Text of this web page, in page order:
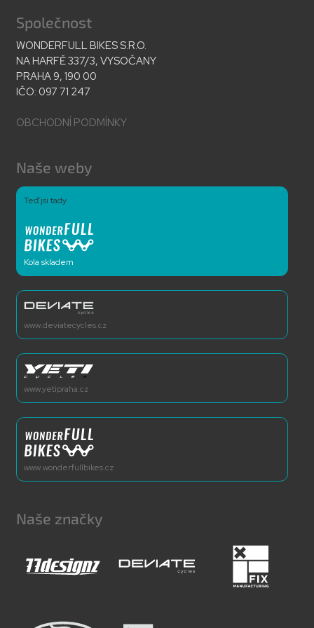
Společnost
WONDERFULL BIKES S.R.O.
NA HARFĚ 337/3, VYSOČANY
PRAHA 9, 190 00
IČO: 097 71 247
OBCHODNÍ PODMÍNKY
Naše weby
Teď jsi tady
Kola skladem
www.deviatecycles.cz
www.yetipraha.cz
www.wonderfullbikes.cz
Naše značky